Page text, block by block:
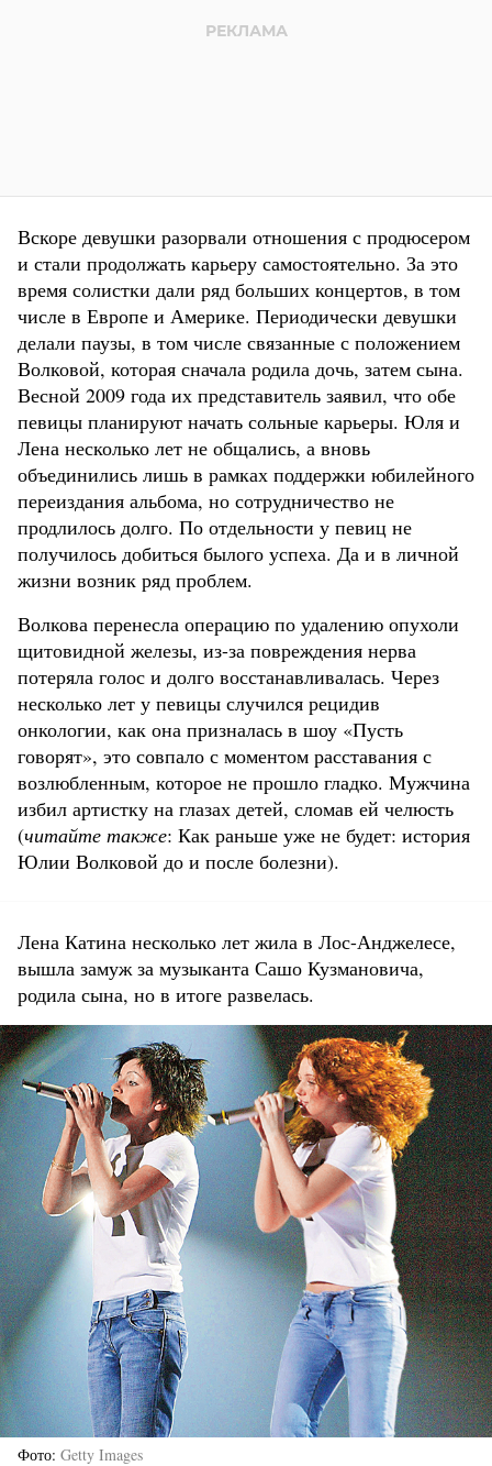
Вскоре девушки разорвали отношения с продюсером
и стали продолжать карьеру самостоятельно. За это
время солистки дали ряд больших концертов, в том
числе в Европе и Америке. Периодически девушки
делали паузы, в том числе связанные с положением
Волковой, которая сначала родила дочь, затем сына.
Весной 2009 года их представитель заявил, что обе
певицы планируют начать сольные карьеры. Юля и
Лена несколько лет не общались, а вновь
объединились лишь в рамках поддержки юбилейного
переиздания альбома, но сотрудничество не
продлилось долго. По отдельности у певиц не
получилось добиться былого успеха. Да и в личной
жизни возник ряд проблем.
Волкова перенесла операцию по удалению опухоли
щитовидной железы, из-за повреждения нерва
потеряла голос и долго восстанавливалась. Через
несколько лет у певицы случился рецидив
онкологии, как она призналась в шоу «Пусть
говорят», это совпало с моментом расставания с
возлюбленным, которое не прошло гладко. Мужчина
избил артистку на глазах детей, сломав ей челюсть
(читайте также: Как раньше уже не будет: история
Юлии Волковой до и после болезни).
Лена Катина несколько лет жила в Лос-Анджелесе,
вышла замуж за музыканта Сашо Кузмановича,
родила сына, но в итоге развелась.
Фото Getty Images